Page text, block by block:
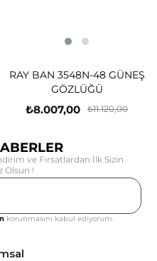
RAY BAN 3548N-48 GÜNEŞ
GÖZLÜĞÜ
₺8.007,00 ₺11.120,00
ve Fırsatlardan İlk Sizin
Olsun !
korunmasını kabul ediyorum.